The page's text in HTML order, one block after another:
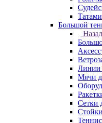
Татами
Большой
Назад
Линии
Мячи
Сетки